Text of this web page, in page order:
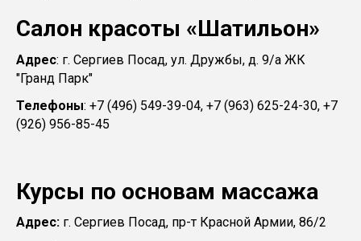
Салон красоты «Шатильон»
Адрес: г. Сергиев Посад, ул. Дружбы, д. 9/а ЖК
"Гранд Парк"
Телефоны: +7 (496) 549-39-04, +7 (963) 625-24-30, +7
(926) 956-85-45
Курсы по основам массажа
Адрес: г. Сергиев Посад, пр-т Красной Армии, 86/2